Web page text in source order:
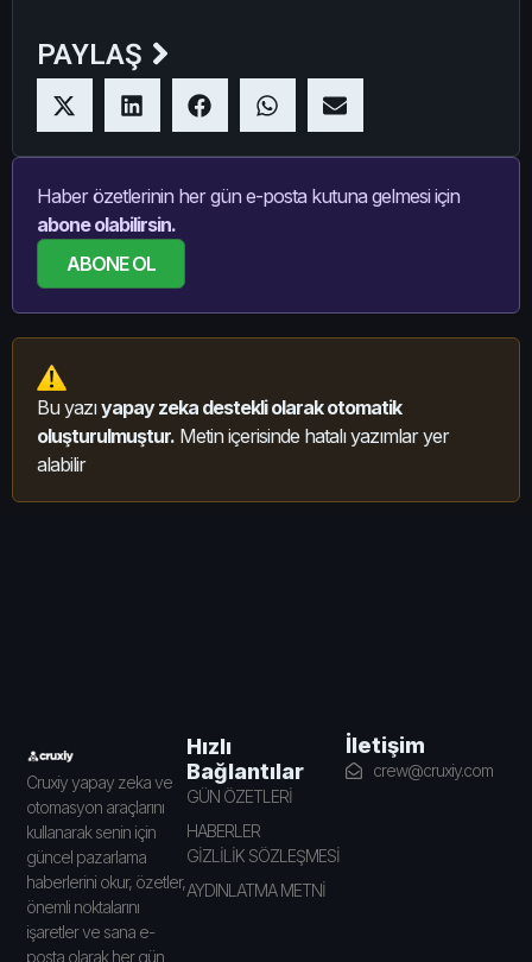
PAYLAŞ
Haber özetlerinin her gün e-posta kutuna gelmesi için
abone olabilirsin.
ABONE OL
Bu yazıyapay zeka destekli olarak otomatik
oluşturulmuştur. Metin içerisinde hatalı yazımlar yer
alabilir
Cruxiy yapay zeka ve
otomasyon araçlarını
kullanarak senin için
güncel pazarlama
haberlerini okur, özetler,
önemli noktalarını
işaretler ve sana e-
posta olarak her gün
Hızlı
Bağlantılar
GÜN ÖZETLERİ
HABERLER
GİZLİLİK SÖZLEŞMESİ
AYDINLATMA METNİ
İletişim
crew@cruxiy.com